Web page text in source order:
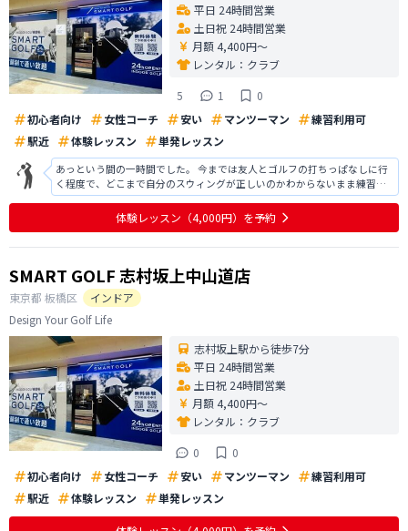
平日 24時間営業
土日祝 24時間営業
月額 4,400円〜
レンタル： クラブ
5
1
0
初心者向け
女性コーチ 安い マンツーマン
練習利用可
駅近
体験レッスン 単発レッスン
あっという間の一時間でした。 今までは友人とゴルフの打ちっぱなしに行
く程度で、どこまで自分のスウィングが正しいのかわからないまま練習を
しておりました。 今回の体験では、実際に撮影した自分のスウィングを見
せていただき、指導をしてくださったのが良かったです！ 改善ポイントを
丁寧に教えていただき、とても参
体験レッスン （4,000円） を予約
SMART GOLF 志村坂上中山道店
東京都 板橋区
インドア
Design Your Golf Life
志村坂上駅から徒歩7分
平日 24時間営業
土日祝 24時間営業
月額 4,400円〜
レンタル： クラブ
0
0
初心者向け
女性コーチ 安い マンツーマン
練習利用可
駅近
体験レッスン 単発レッスン